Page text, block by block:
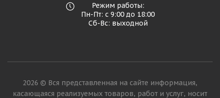
Режим работы:
Пн-Пт: с 9:00 до 18:00
Сб-Вс: выходной
2026 © Вся представленная на сайте информация,
касающаяся реализуемых товаров, работ и услуг, носит